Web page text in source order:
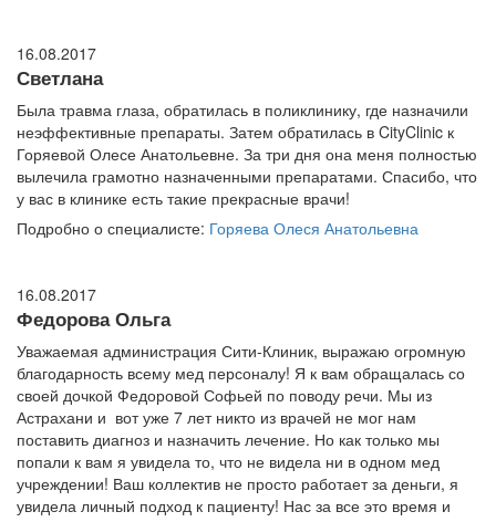
16.08.2017
Светлана
Была травма глаза, обратилась в поликлинику, где назначили
неэффективные препараты. Затем обратилась в CityClinic к
Горяевой Олесе Анатольевне. За три дня она меня полностью
вылечила грамотно назначенными препаратами. Спасибо, что
у вас в клинике есть такие прекрасные врачи!
Подробно о специалисте: Горяева Олеся Анатольевна
16.08.2017
Федорова Ольга
Уважаемая администрация Сити-Клиник, выражаю огромную
благодарность всему мед персоналу! Я к вам обращалась со
своей дочкой Федоровой Софьей по поводу речи. Мы из
Астрахани и вот уже 7 лет никто из врачей не мог нам
поставить диагноз и назначить лечение. Но как только мы
попали к вам я увидела то, что не видела ни в одном мед
учреждении! Ваш коллектив не просто работает за деньги, я
увидела личный подход к пациенту! Нас за все это время и